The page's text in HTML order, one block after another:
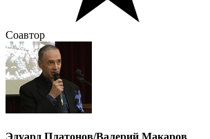
Соавтор